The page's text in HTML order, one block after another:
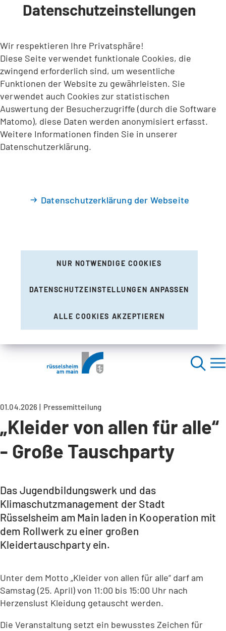
INHALT ANSPRINGEN
Datenschutzeinstellungen
Wir respektieren Ihre Privatsphäre!
Diese Seite verwendet funktionale Cookies, die
zwingend erforderlich sind, um wesentliche
Funktionen der Website zu gewährleisten. Sie
verwendet auch Cookies zur statistischen
Auswertung der Besucherzugriffe (durch die Software
Matomo), diese Daten werden anonymisiert erfasst.
Weitere Informationen finden Sie in unserer
Datenschutzerklärung.
Datenschutzerklärung der Webseite
NUR NOTWENDIGE COOKIES
DATENSCHUTZEINSTELLUNGEN ANPASSEN
ALLE COOKIES AKZEPTIEREN
01.04.2026 Pressemitteilung
„Kleider von allen für alle“
- Große Tauschparty
Das Jugendbildungswerk und das
Klimaschutzmanagement der Stadt
Rüsselsheim am Main laden in Kooperation mit
dem Rollwerk zu einer großen
Kleidertauschparty ein.
Unter dem Motto „Kleider von allen für alle“ darf am
Samstag (25. April) von 11:00 bis 15:00 Uhr nach
Herzenslust Kleidung getauscht werden.
Die Veranstaltung setzt ein bewusstes Zeichen für